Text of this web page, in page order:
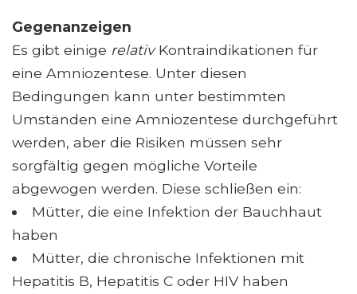
Gegenanzeigen
Es gibt einige relativKontraindikationen für
eine Amniozentese. Unter diesen
Bedingungen kann unter bestimmten
Umständen eine Amniozentese durchgeführt
werden, aber die Risiken müssen sehr
sorgfältig gegen mögliche Vorteile
abgewogen werden. Diese schließen ein:
Mütter, die eine Infektion der Bauchhaut
haben
Mütter, die chronische Infektionen mit
Hepatitis B, Hepatitis C oder HIV haben